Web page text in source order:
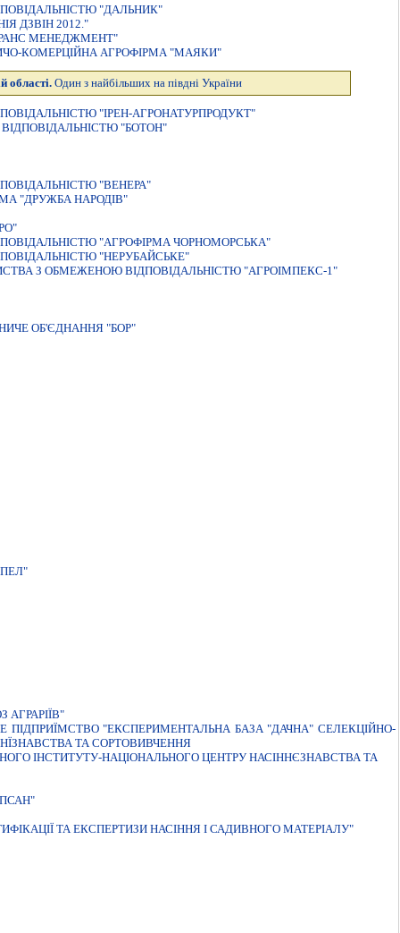
"ДАЛЬНИК"
ДЗВІН 2012."
МЕНЕДЖМЕНТ"
КОМЕРЦIЙНА АГРОФIРМА "МАЯКИ"
області. Один з найбільших на півдні України
"IРЕН-АГРОНАТУРПРОДУКТ"
"БОТОН"
"ВЕНЕРА"
"ДРУЖБА НАРОДIВ"
"АГРОФIРМА ЧОРНОМОРСЬКА"
"НЕРУБАЙСЬКЕ"
З ОБМЕЖЕНОЮ ВІДПОВІДАЛЬНІСТЮ "АГРОІМПЕКС-1"
ОБ'ЄДНАННЯ "БОР"
АГРАРІЇВ"
ПIДПРИЇМСТВО "ЕКСПЕРИМЕНТАЛЬНА БАЗА "ДАЧНА" СЕЛЕКЦIЙНО-
ТА СОРТОВИВЧЕННЯ
IНСТИТУТУ-НАЦIОНАЛЬНОГО ЦЕНТРУ НАСIННЄЗНАВСТВА ТА
ТА ЕКСПЕРТИЗИ НАСІННЯ І САДИВНОГО МАТЕРІАЛУ"